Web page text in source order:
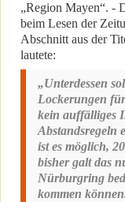
„Region Mayen“. -
beim Lesen der
Abschnitt aus der
lautete:
„Unterdessen
Lockerungen
kein auffälliges
Abstandsregeln
ist es möglich,
bisher galt das
Nürburgring
kommen